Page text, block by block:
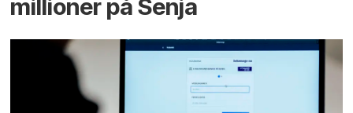
millioner på Senja